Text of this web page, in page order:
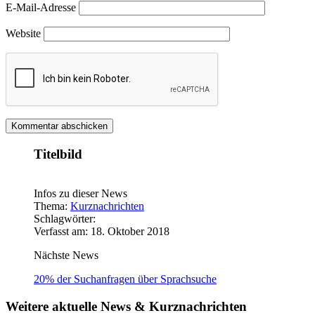
E-Mail-Adresse
Website
Titelbild
Infos zu dieser News
Thema: Kurznachrichten
Schlagwörter:
Verfasst am: 18. Oktober 2018
Nächste News
20% der Suchanfragen über Sprachsuche
Weitere aktuelle News & Kurznachrichten